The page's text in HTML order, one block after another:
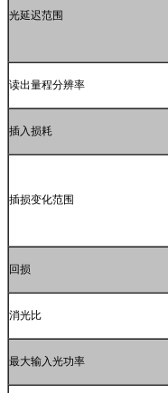
光延迟范围
读出量程分辨率
插入损耗
插损变化范围
回损
消光比
最大输入光功率